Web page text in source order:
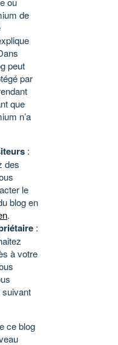
de
peut
par
que
n’a
:
des
le
blog en
.
:
à votre
ce blog